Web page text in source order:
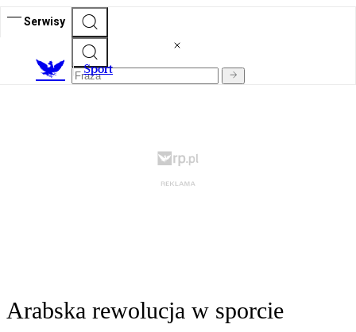
Serwisy
Sport
Arabska rewolucja w sporcie